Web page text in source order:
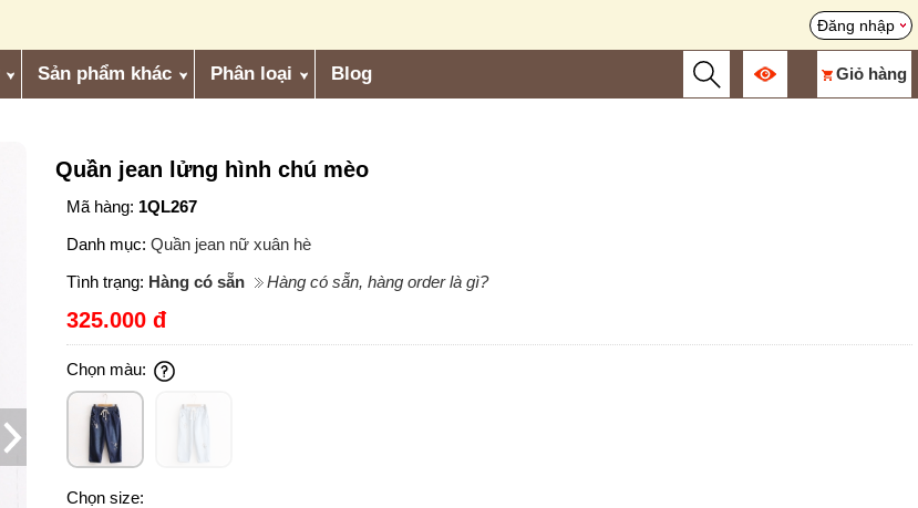
Đăng nhập
Sản phẩm khác Phân loại Blog Giỏ hàng
Quần jean lửng hình chú mèo
Mã hàng: 1QL267
Danh mục:Quần jean nữ xuân hè
Tình trạng: Hàng có sẵn Hàng có sẵn, hàng order là gì?
325.000 đ
Chọn màu:
Chọn size: